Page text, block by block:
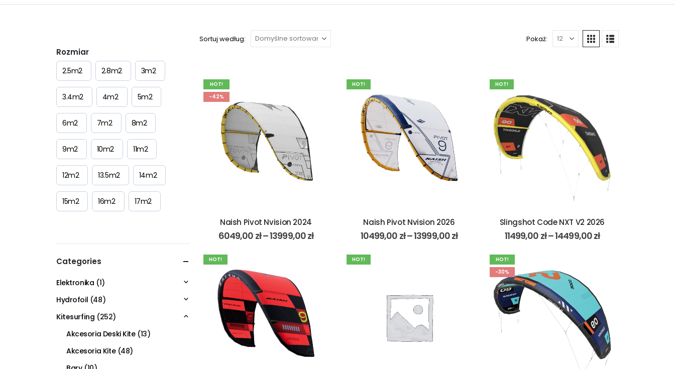
Sortuj według: Pokaż:
HOT!
-42%
Naish Pivot Nvision 2024
6049,00 zł–13999,00zł
HOT!
Naish Pivot Nvision 2026
10499,00 zł–13999,00zł
HOT!
Slingshot Code NXT V2 2026
11499,00 zł–14499,00zł
HOT! HOT!
HOT!
-30%
Rozmiar
2.5m2 2.8m2 3m2
3.4m2 4m2 5m2
6m2 7m2 8m2
9m2 10m2 11m2
12m2 13.5m2 14m2
15m2 16m2 17m2
Categories
Elektronika (1)
Hydrofoil (48)
Kitesurfing (252)
Akcesoria Deski Kite (13)
Akcesoria Kite (48)